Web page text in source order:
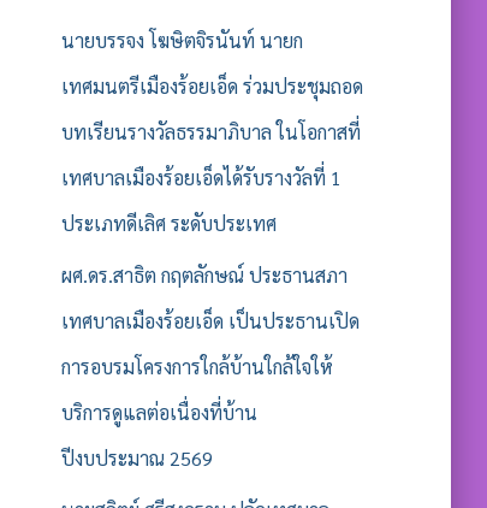
นายบรรจง โฆษิตจิรนันท์ นายก
เทศมนตรีเมืองร้อยเอ็ด ร่วมประชุมถอด
บทเรียนรางวัลธรรมาภิบาล ในโอกาสที่
เทศบาลเมืองร้อยเอ็ดได้รับรางวัลที่ 1
ประเภทดีเลิศ ระดับประเทศ
ผศ.ดร.สาธิต กฤตลักษณ์ ประธานสภา
เทศบาลเมืองร้อยเอ็ด เป็นประธานเปิด
การอบรมโครงการใกล้บ้านใกล้ใจให้
บริการดูแลต่อเนื่องที่บ้าน
ปีงบประมาณ 2569